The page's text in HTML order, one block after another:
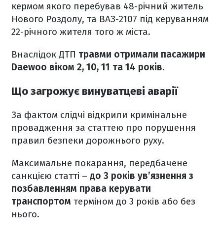
кермом якого перебував 48-річний житель
Нового Роздолу, та ВАЗ-2107 під керуванням
22-річного жителя того ж міста.
Внаслідок ДТП травми отримали пасажири
Daewoo віком 2, 10, 11 та 14 років.
Що загрожує винуватцеві аварії
За фактом слідчі відкрили кримінальне
провадження за статтею про порушення
правил безпеки дорожнього руху.
Максимальне покарання, передбачене
санкцією статті – до 3 років ув’язнення з
позбавленням права керувати
транспортом терміном до 3 років або без
нього.